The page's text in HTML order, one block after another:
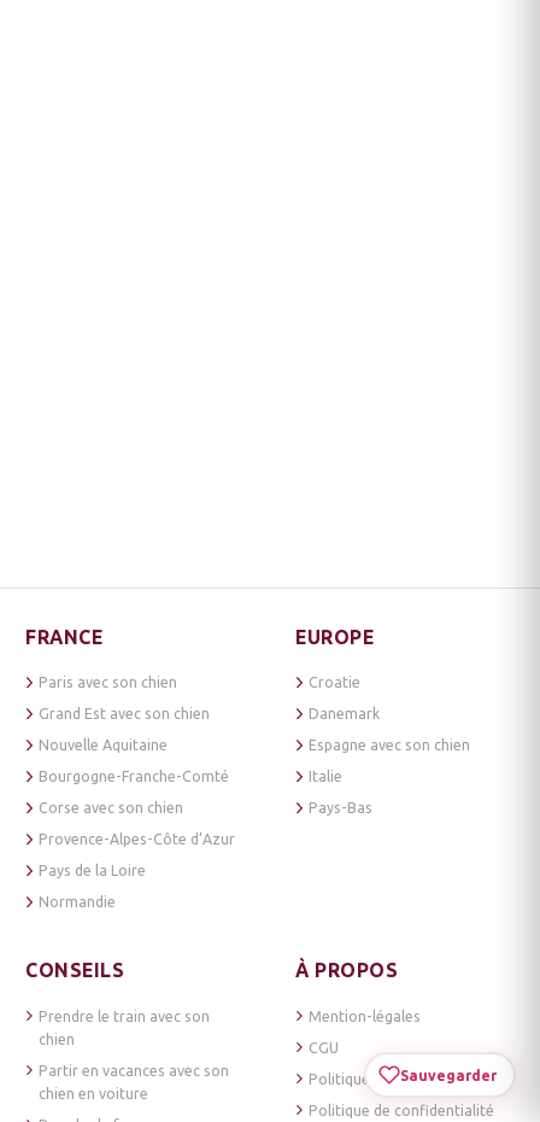
Sauvegarder
FRANCE
Paris avec son chien
Grand Est avec son chien
Nouvelle Aquitaine
Bourgogne-Franche-Comté
Corse avec son chien
Provence-Alpes-Côte d’Azur
Pays de la Loire
Normandie
EUROPE
Croatie
Danemark
Espagne avec son chien
Italie
Pays-Bas
CONSEILS
Prendre le train avec son
chien
Partir en vacances avec son
chien en voiture
À PROPOS
Mention-légales
CGU
Politique de cookies
Politique de confidentialité